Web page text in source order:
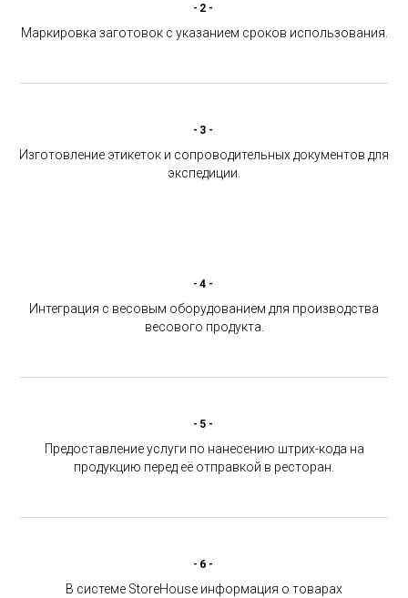
-2-
Маркировка заготовок с указанием сроков использования.
-3-
Изготовление этикеток и сопроводительных документов для
экспедиции.
-4-
Интеграция с весовым оборудованием для производства
весового продукта.
-5-
Предоставление услуги по нанесению штрих-кода на
продукцию перед её отправкой в ресторан.
-6-
В системе StoreHouse информация о товарах